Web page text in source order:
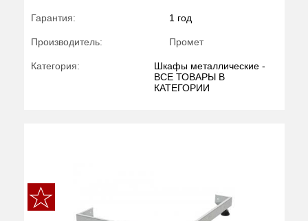
Гарантия: 1 год
Производитель: Промет
Категория:
Шкафы металлические -
ВСЕ ТОВАРЫ В
КАТЕГОРИИ